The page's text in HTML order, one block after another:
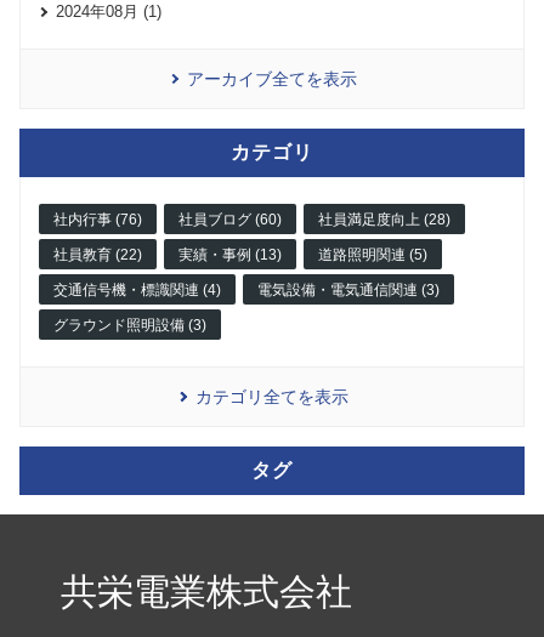
2024年08月 (1)
アーカイブ全てを表示
カテゴリ
社内行事 (76) 社員ブログ (60) 社員満足度向上 (28)
社員教育 (22) 実績・事例 (13) 道路照明関連 (5)
交通信号機・標識関連 (4) 電気設備・電気通信関連 (3)
グラウンド照明設備 (3)
カテゴリ全てを表示
タグ
共栄電業株式会社